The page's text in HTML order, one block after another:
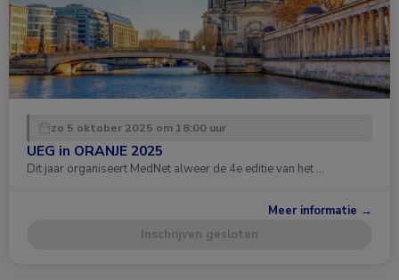
zo 5 oktober 2025 om 18:00 uur
UEG in ORANJE 2025
Dit jaar organiseert MedNet alweer de 4e editie van het …
Meer informatie →
Inschrijven gesloten